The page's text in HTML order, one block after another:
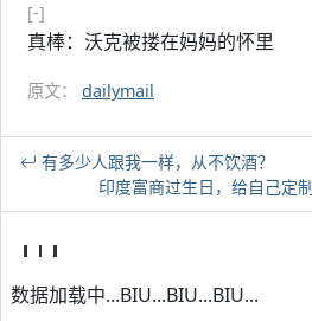
[-]
真棒：沃克被搂在妈妈的怀里
原文： dailymail
有多少人跟我一样，从不饮酒？
印度富商过生日，给自己定
数据加载中...BIU...BIU...BIU...